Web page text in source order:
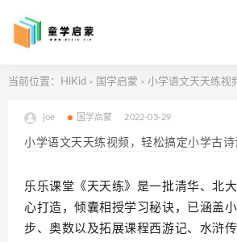
当前位置： HiKid > 国学启蒙 > 小学语文天天练视频，
joe 国学启蒙 2022-03-29
小学语文天天练视频，轻松搞定小学古诗
乐乐课堂《天天练》是一批清华、北
心打造，倾囊相授学习秘诀，已涵盖
步、奥数以及拓展课程西游记、水浒